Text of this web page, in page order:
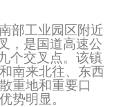
部工业园区附近
，是国道高速公
个交叉点。该镇
南来北往、东西
重地和重要口
势明显。